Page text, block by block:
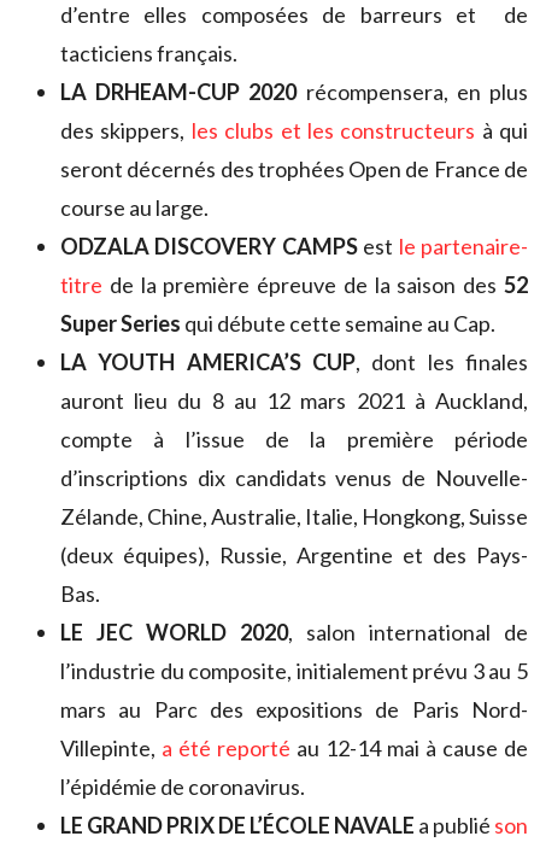
d’entre elles composées de barreurs et de
tacticiens français.
LA DRHEAM-CUP 2020récompensera, en plus
des skippers, les clubs et les constructeurs à qui
seront décernés des trophées Open de France de
course au large.
ODZALA DISCOVERY CAMPSest le partenaire-
titre de la première épreuve de la saison des 52
Super Series qui débute cette semaine au Cap.
LA YOUTH AMERICA’S CUP, dont les finales
auront lieu du 8 au 12 mars 2021 à Auckland,
compte à l’issue de la première période
d’inscriptions dix candidats venus de Nouvelle-
Zélande, Chine, Australie, Italie, Hongkong, Suisse
(deux équipes), Russie, Argentine et des Pays-
Bas.
LE JEC WORLD 2020, salon international de
l’industrie du composite, initialement prévu 3 au 5
mars au Parc des expositions de Paris Nord-
Villepinte, a été reporté au 12-14 mai à cause de
l’épidémie de coronavirus.
LE GRAND PRIX DE L’ÉCOLE NAVALE a publié son